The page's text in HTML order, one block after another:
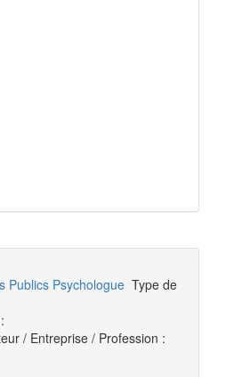
Publics Psychologue Type de
/ Entreprise / Profession :